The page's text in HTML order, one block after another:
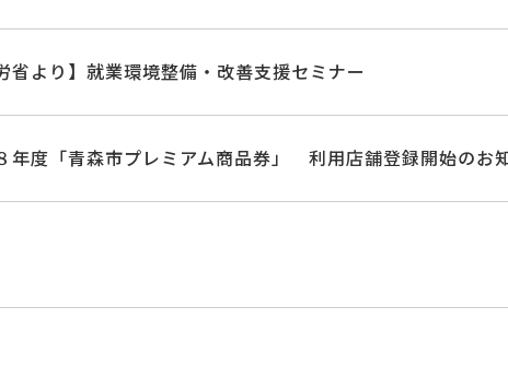
省より】就業環境整備・改善支援セミナー
年度「青森市プレミアム商品券」 利用店舗登録開始のお